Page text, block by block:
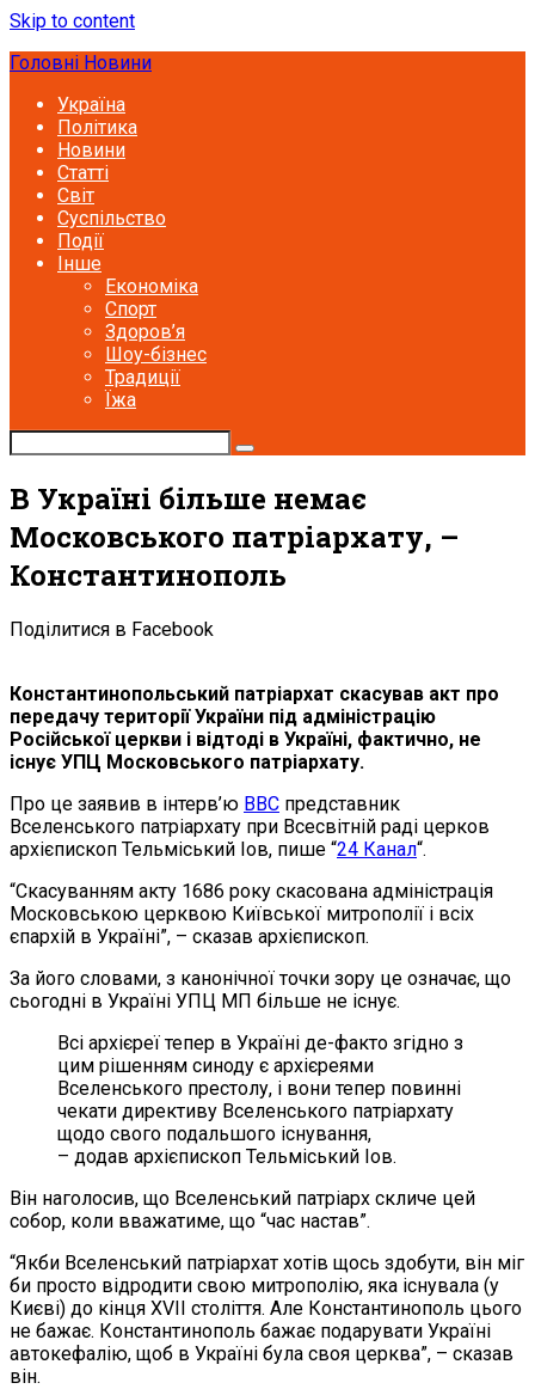
Skip to content
Головні Новини
Україна
Політика
Новини
Статті
Світ
Суспільство
Події
Інше
Економіка
Спорт
Здоров’я
Шоу-бізнес
Традиції
Їжа
В Україні більше немає
Московського патріархату, –
Константинополь
Поділитися в Facebook
Константинопольський патріархат скасував акт про
передачу території України під адміністрацію
Російської церкви і відтоді в Україні, фактично, не
існує УПЦ Московського патріархату.
Про це заявив в інтерв’ю ВВС представник
Вселенського патріархату при Всесвітній раді церков
архієпископ Тельміський Іов, пише “24 Канал“.
“Скасуванням акту 1686 року скасована адміністрація
Московською церквою Київської митрополії і всіх
єпархій в Україні”, – сказав архієпископ.
За його словами, з канонічної точки зору це означає, що
сьогодні в Україні УПЦ МП більше не існує.
Всі архієреї тепер в Україні де-факто згідно з
цим рішенням синоду є архієреями
Вселенського престолу, і вони тепер повинні
чекати директиву Вселенського патріархату
щодо свого подальшого існування,
– додав архієпископ Тельміський Іов.
Він наголосив, що Вселенський патріарх скличе цей
собор, коли вважатиме, що “час настав”.
“Якби Вселенський патріархат хотів щось здобути, він міг
би просто відродити свою митрополію, яка існувала (у
Києві) до кінця XVII століття. Але Константинополь цього
не бажає. Константинополь бажає подарувати Україні
автокефалію, щоб в Україні була своя церква”, – сказав
він.